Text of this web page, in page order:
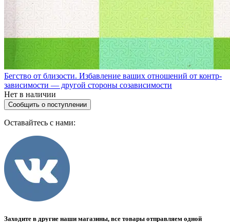
Бегство от близости. Избавление ваших отношений от контр­
зависимости — другой стороны созависимости
Нет в наличии
Сообщить о поступлении
Оставайтесь с нами:
Заходите в другие наши магазины, все товары отправляем одной